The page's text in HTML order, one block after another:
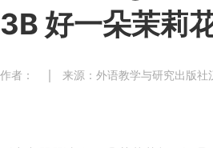
3B 好一朵茉莉
作者： 来源：外语教学与研究出版社